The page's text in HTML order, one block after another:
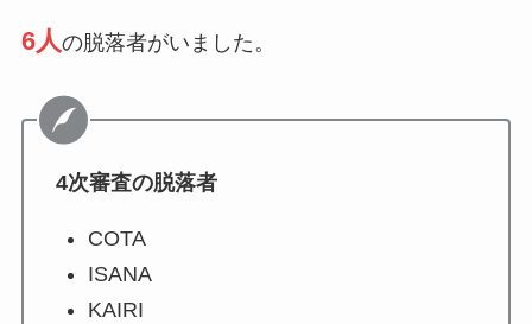
6人の脱落者がいました。
4次審査の脱落者
COTA
ISANA
KAIRI